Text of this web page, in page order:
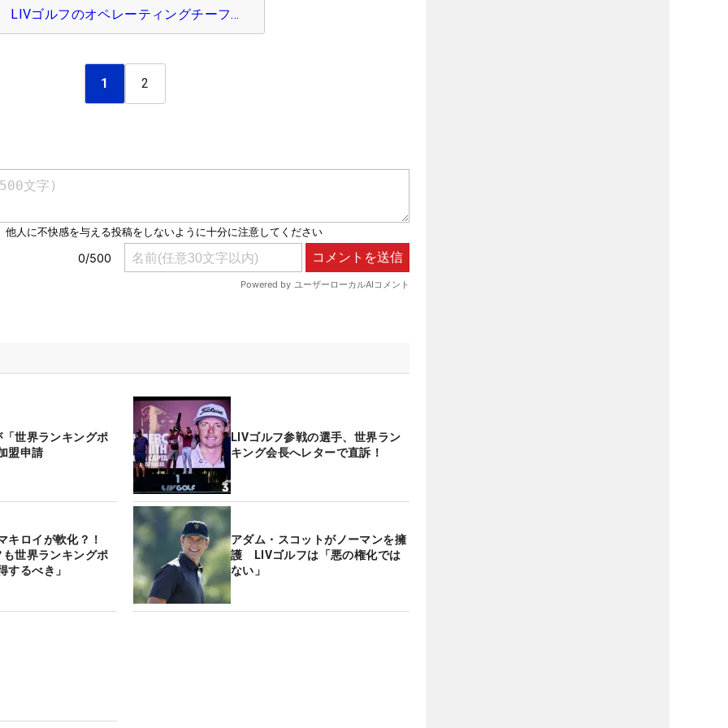
LIVゴルフのオペレーティングチーフ…
1 2
世界ランキングポ
盟申請
LIVゴルフ参戦の選手、世界ラン
キング会長へレターで直訴！
キロイが軟化？！
世界ランキングポ
するべき」
アダム・スコットがノーマンを擁
護 LIVゴルフは「悪の権化では
ない」